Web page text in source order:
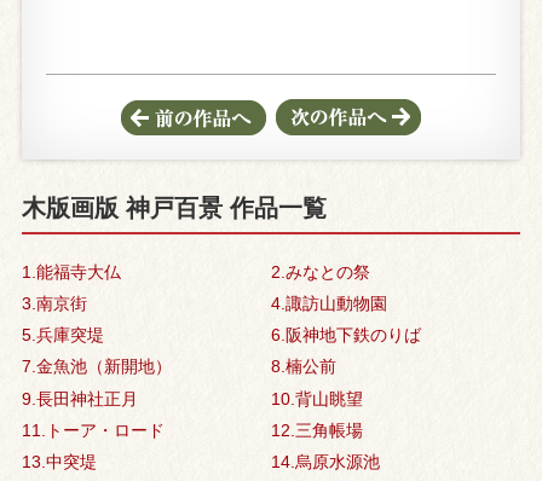
木版画版 神戸百景 作品一覧
1.能福寺大仏
2.みなとの祭
3.南京街
4.諏訪山動物園
5.兵庫突堤
6.阪神地下鉄のりば
7.金魚池（新開地）
8.楠公前
9.長田神社正月
10.背山眺望
11.トーア・ロード
12.三角帳場
13.中突堤
14.烏原水源池